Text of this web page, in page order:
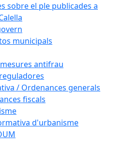
sobre el ple publicades a
municipals
antifrau
/ Ordenances generals
fiscals
d'urbanisme